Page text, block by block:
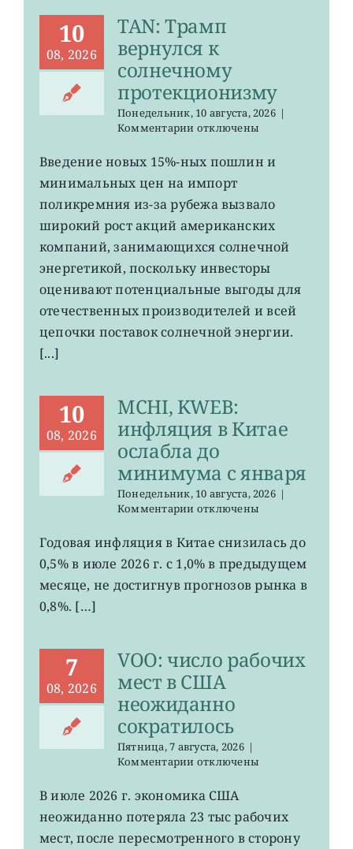
10
08, 2026
TAN: Трамп
вернулся к
солнечному
протекционизму
Понедельник, 10 августа, 2026 |
Комментариик
TAN:
вернулся
к
протекционизму
отключены
Введение новых 15%-ных пошлин и
минимальных цен на импорт
поликремния из-за рубежа вызвало
широкий рост акций американских
компаний, занимающихся солнечной
энергетикой, поскольку инвесторы
оценивают потенциальные выгоды для
отечественных производителей и всей
цепочки поставок солнечной энергии.
[...]
10
08, 2026
MCHI, KWEB:
инфляция в Китае
ослабла до
минимума с января
Понедельник, 10 августа, 2026 |
Комментариик
MCHI,
KWEB:
инфляция
в
Китае
с
января
отключены
Годовая инфляция в Китае снизилась до
0,5% в июле 2026 г. с 1,0% в предыдущем
месяце, не достигнув прогнозов рынка в
0,8%. […]
7
08, 2026
VOO: число рабочих
мест в США
неожиданно
сократилось
Пятница, 7 августа, 2026 |
Комментариик
VOO:
рабочих
мест
отключены
В июле 2026 г. экономика США
неожиданно потеряла 23 тыс рабочих
мест, после пересмотренного в сторону